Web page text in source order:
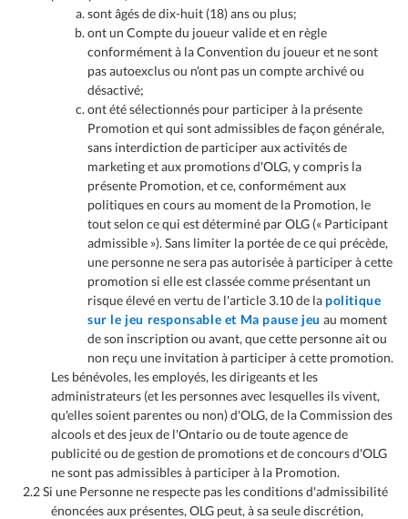
sont âgés de dix-huit (18) ans ou plus;
ont un Compte du joueur valide et en règle
conformément à la Convention du joueur et ne sont
pas autoexclus ou n'ont pas un compte archivé ou
désactivé;
ont été sélectionnés pour participer à la présente
Promotion et qui sont admissibles de façon générale,
sans interdiction de participer aux activités de
marketing et aux promotions d'OLG, y compris la
présente Promotion, et ce, conformément aux
politiques en cours au moment de la Promotion, le
tout selon ce qui est déterminé par OLG (« Participant
admissible »). Sans limiter la portée de ce qui précède,
une personne ne sera pas autorisée à participer à cette
promotion si elle est classée comme présentant un
risque élevé en vertu de l'article 3.10 de la politique
sur le jeu responsable et Ma pause jeu au moment
de son inscription ou avant, que cette personne ait ou
non reçu une invitation à participer à cette promotion.
Les bénévoles, les employés, les dirigeants et les
administrateurs (et les personnes avec lesquelles ils vivent,
qu'elles soient parentes ou non) d'OLG, de la Commission des
alcools et des jeux de l'Ontario ou de toute agence de
publicité ou de gestion de promotions et de concours d'OLG
ne sont pas admissibles à participer à la Promotion.
2.2 Si une Personne ne respecte pas les conditions d'admissibilité
énoncées aux présentes, OLG peut, à sa seule discrétion,